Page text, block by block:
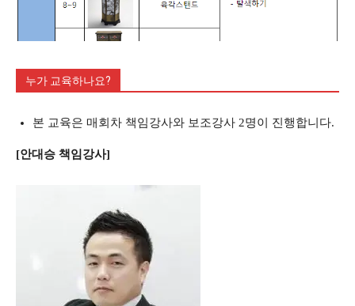
누가 교육하나요?
본 교육은 매회차 책임강사와 보조강사 2명이 진행합니다.
[안대승 책임강사]